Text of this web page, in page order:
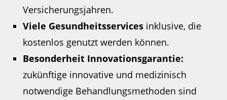
Versicherungsjahren.
Viele Gesundheitsservices inklusive, die
kostenlos genutzt werden können.
Besonderheit Innovationsgarantie:
zukünftige innovative und medizinisch
notwendige Behandlungsmethoden sind